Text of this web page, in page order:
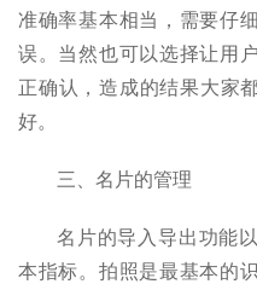
准确率基本相当，需要仔
误。当然也可以选择让用
正确认，造成的结果大家
好。
三、名片的管理
名片的导入导出功能
本指标。拍照是最基本的